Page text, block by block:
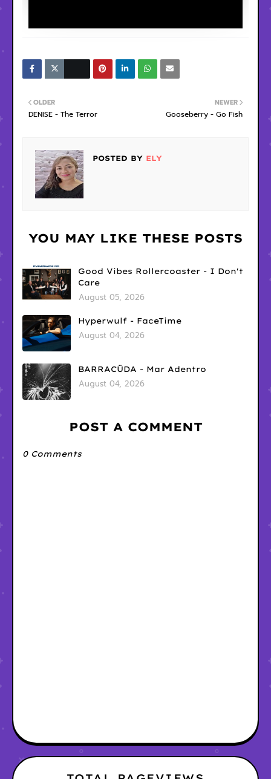
NEWER
Gooseberry - Go Fish
OLDER
DENISE - The Terror
POSTED BY ELY
YOU MAY LIKE THESE POSTS
Good Vibes Rollercoaster - I Don't
Care
August 05, 2026
Hyperwulf - FaceTime
August 04, 2026
BARRACÜDA - Mar Adentro
August 04, 2026
POST A COMMENT
0 Comments